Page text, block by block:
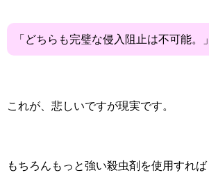
「どちらも完璧な侵入阻止は不可能。」
これが、悲しいですが現実です。
もちろんもっと強い殺虫剤を使用すれば